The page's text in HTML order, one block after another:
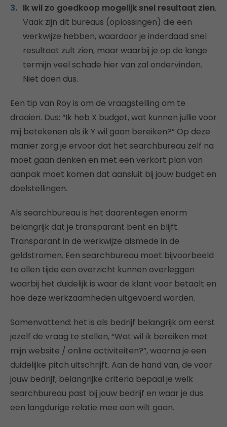
Ik wil zo goedkoop mogelijk snel resultaat zien.
Vaak zijn dit bureaus (oplossingen) die een
werkwijze hebben, waardoor je inderdaad snel
resultaat zult zien, maar waarbij je op de lange
termijn veel schade hier van zal ondervinden.
Niet doen dus.
Een tip van Roy is om de vraagstelling om te
draaien. Dus: “Ik heb X budget, wat kunnen jullie voor
mij betekenen als ik Y wil gaan bereiken?” Op deze
manier zorg je ervoor dat het searchbureau zelf na
moet gaan denken en met een verkort plan van
aanpak moet komen dat aansluit bij jouw budget en
doelstellingen.
Als searchbureau is het daarentegen enorm
belangrijk dat je transparant bent en blijft.
Transparant in de werkwijze alsmede in de
geldstromen. Een searchbureau moet bijvoorbeeld
te allen tijde een overzicht kunnen overleggen
waarbij het duidelijk is waar de klant voor betaalt en
hoe deze werkzaamheden uitgevoerd worden.
Samenvattend: het is als bedrijf belangrijk om eerst
jezelf de vraag te stellen, “Wat wil ik bereiken met
mijn website / online activiteiten?”, waarna je een
duidelijke pitch uitschrijft. Aan de hand van, de voor
jouw bedrijf, belangrijke criteria bepaal je welk
searchbureau past bij jouw bedrijf en waar je dus
een langdurige relatie mee aan wilt gaan.